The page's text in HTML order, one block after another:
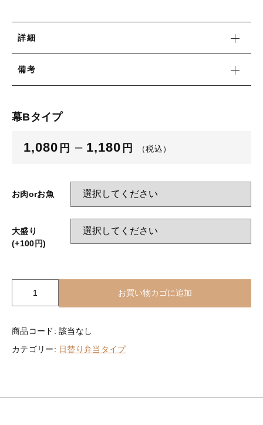
詳細
備考
幕Bタイプ
1,080 円 – 1,180 円 （税込）
お肉orお魚
大盛り
(+100円)
イ
個
お買い物カゴに追加
商品コード:該当なし
カテゴリー: 日替り弁当タイプ
パン各種
軽食
ベジタリアンメニュー
ぶぶ漬け
オードブル
新着商品
お電話でのご注文
その他メニュー